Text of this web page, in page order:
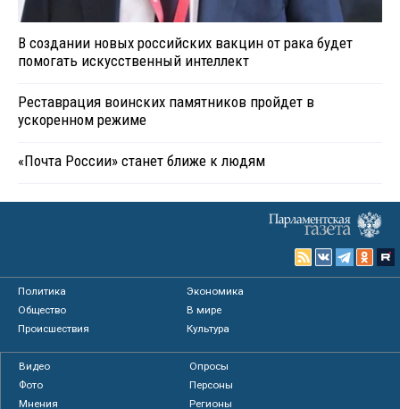
В создании новых российских вакцин от рака будет
помогать искусственный интеллект
Реставрация воинских памятников пройдет в
ускоренном режиме
«Почта России» станет ближе к людям
Политика
Экономика
Общество
В мире
Происшествия
Культура
Видео
Опросы
Фото
Персоны
Мнения
Регионы